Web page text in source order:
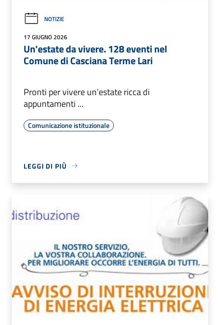
NOTIZIE
17 GIUGNO 2026
Un'estate da vivere. 128 eventi nel
Comune di Casciana Terme Lari
Pronti per vivere un’estate ricca di
appuntamenti ...
Comunicazione istituzionale
LEGGI DI PIÙ